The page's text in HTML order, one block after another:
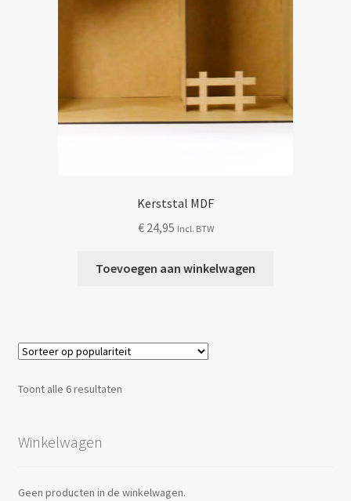
Kerststal MDF
€24,95 Incl. BTW
Toevoegen aan winkelwagen
Toont alle 6 resultatenGesorteerd
Winkelwagen
Geen producten in de winkelwagen.